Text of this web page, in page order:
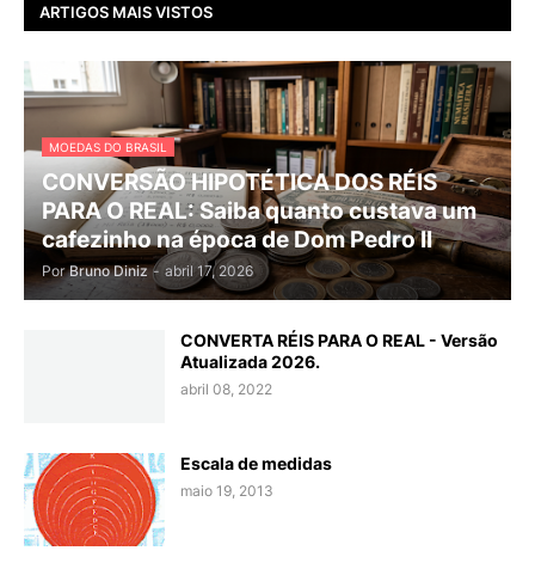
ARTIGOS MAIS VISTOS
MOEDAS DO BRASIL
CONVERSÃO HIPOTÉTICA DOS RÉIS
PARA O REAL: Saiba quanto custava um
cafezinho na época de Dom Pedro II
Por Bruno Diniz - abril 17, 2026
CONVERTA RÉIS PARA O REAL - Versão
Atualizada 2026.
abril 08, 2022
Escala de medidas
maio 19, 2013